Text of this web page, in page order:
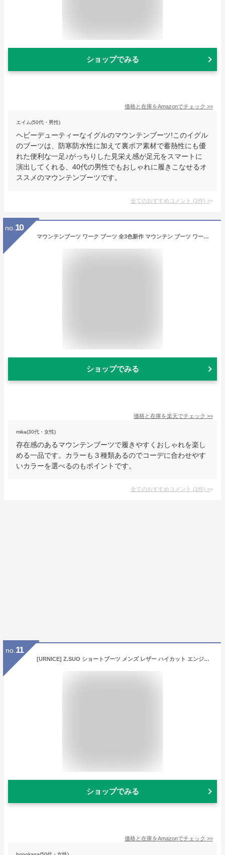
ショップでみる
価格と在庫をAmazonでチェック >>
エイム(50代・男性)
ヘビーデューティーなイグルのマウンテンブーツ!このイグル
のブーツは、防寒防水性に加えて裏ボア素材で蓄熱性にも優
れた便利な一足♪がっちりした見栄え感が足元をスマートに
演出してくれる、40代の男性でもおしゃれに履きこなせるオ
ススメのマウンテンブーツです。
全てのおすすめコメント (1件) >
no. 10
マウンテンブーツ ワーク ブーツ 全3色新作 マウンテン ブーツ ワーク ショート トレッキング ブーツ ブラウン 茶 革 皮 ブラック 黒 アメカジ系 サロン系 キレカジ系 に大人気!!
ショップでみる
価格と在庫を楽天でチェック >>
mika(30代・女性)
存在感のあるマウンテンブーツで履きやすくおしゃれを楽し
める一品です。カラーも３種類あるのでコーデに合わせやす
いカラーを選べるのもポイントです。
全てのおすすめコメント (1件) >
no. 11
[URNICE] Z.SUO ショートブーツ メンズ レザー ハイカット エンジニアブーツ 本革 マウンテンブーツ アウトドア 牛革靴 ワークブーツ ブラウン 人気ブーツ 25cm
ショップでみる
価格と在庫をAmazonでチェック >>